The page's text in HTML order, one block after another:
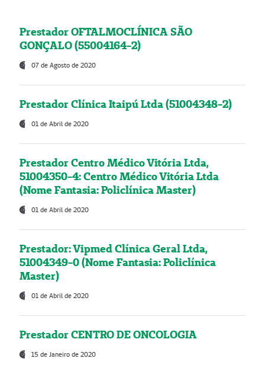
Prestador OFTALMOCLÍNICA SÃO
GONÇALO (55004164-2)
07 de Agosto de 2020
Prestador Clínica Itaipú Ltda (51004348-2)
01 de Abril de 2020
Prestador Centro Médico Vitória Ltda,
51004350-4: Centro Médico Vitória Ltda
(Nome Fantasia: Policlínica Master)
01 de Abril de 2020
Prestador: Vipmed Clínica Geral Ltda,
51004349-0 (Nome Fantasia: Policlínica
Master)
01 de Abril de 2020
Prestador CENTRO DE ONCOLOGIA
15 de Janeiro de 2020